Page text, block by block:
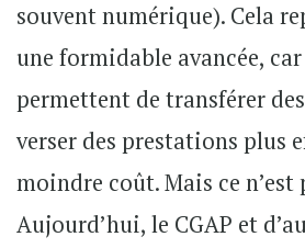
souvent numérique). Cela
une formidable avancée,
permettent de transférer
verser des prestations plus
moindre coût. Mais ce n’est
Aujourd’hui, le CGAP et